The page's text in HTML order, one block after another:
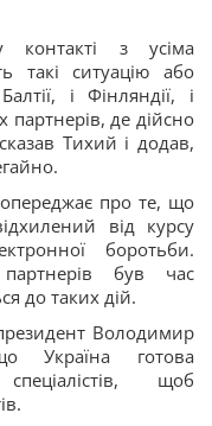
контакті з усіма
такі ситуацію або
і Фінляндії, і
партнерів, де дійсно
Тихий і додав,
про те, що
від курсу
боротьби.
був час
до таких дій.
Володимир
Україна готова
щоб